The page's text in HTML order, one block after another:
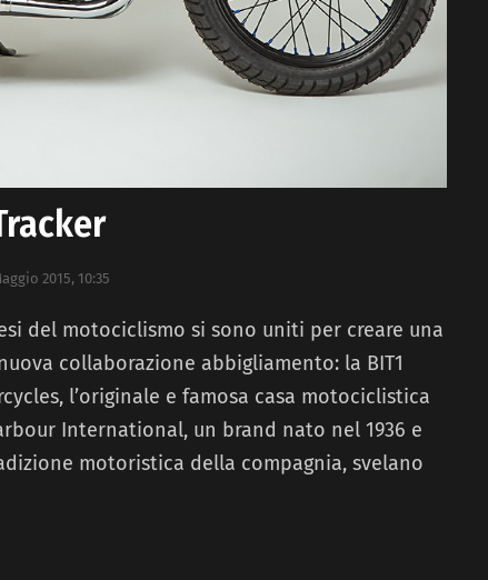
2015, 10:35
del motociclismo si sono uniti per creare una
collaborazione abbigliamento: la BIT1
l’originale e famosa casa motociclistica
International, un brand nato nel 1936 e
motoristica della compagnia, svelano